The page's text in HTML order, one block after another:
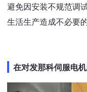
避免因安装不规范调
生活生产造成不必要的
在对发那科伺服电